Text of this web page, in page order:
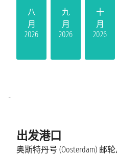
八
月
2026
九
月
2026
十
月
2026
出发港口
奥斯特丹号 (Oosterdam) 邮
-